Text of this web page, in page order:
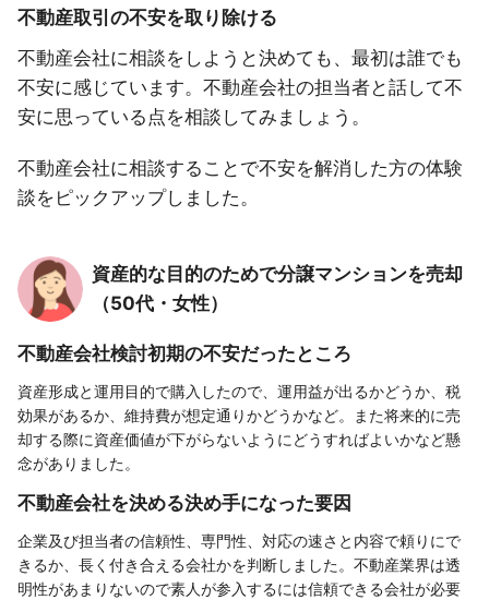
不動産取引の不安を取り除ける
不動産会社に相談をしようと決めても、最初は誰でも
不安に感じています。不動産会社の担当者と話して不
安に思っている点を相談してみましょう。
不動産会社に相談することで不安を解消した方の体験
談をピックアップしました。
資産的な目的のためで分譲マンションを売却
（50代・女性）
不動産会社検討初期の不安だったところ
資産形成と運用目的で購入したので、運用益が出るかどうか、税
効果があるか、維持費が想定通りかどうかなど。また将来的に売
却する際に資産価値が下がらないようにどうすればよいかなど懸
念がありました。
不動産会社を決める決め手になった要因
企業及び担当者の信頼性、専門性、対応の速さと内容で頼りにで
きるか、長く付き合える会社かを判断しました。不動産業界は透
明性があまりないので素人が参入するには信頼できる会社が必要